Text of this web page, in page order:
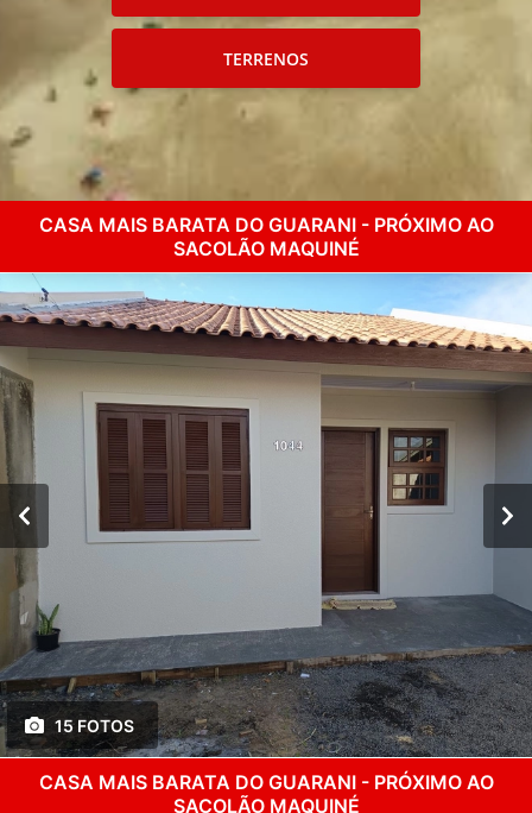
TERRENOS
CASA MAIS BARATA DO GUARANI - PRÓXIMO AO
SACOLÃO MAQUINÉ
15 FOTOS
CASA MAIS BARATA DO GUARANI - PRÓXIMO AO
SACOLÃO MAQUINÉ